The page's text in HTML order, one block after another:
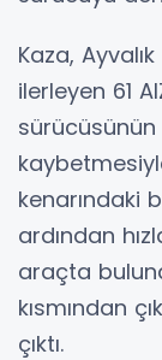
Kaza,
ilerleyen 61
kenarındaki
ardından
araçta
kısmından
çıktı.